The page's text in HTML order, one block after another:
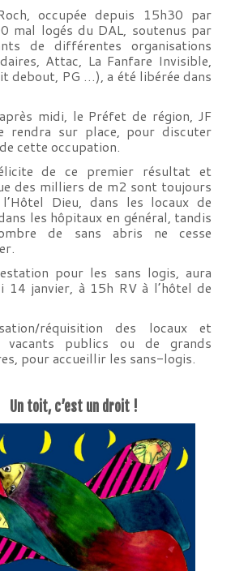
occupée depuis 15h30 par
mal logés du DAL, soutenus par
de différentes organisations
Attac, La Fanfare Invisible,
debout, PG …), a été libérée dans
midi, le Préfet de région, JF
rendra sur place, pour discuter
cette occupation.
de ce premier résultat et
des milliers de m2 sont toujours
Dieu, dans les locaux de
les hôpitaux en général, tandis
de sans abris ne cesse
pour les sans logis, aura
14 janvier, à 15h RV à l’hôtel de
réquisition des locaux et
vacants publics ou de grands
pour accueillir les sans-logis.
Un toit, c’est un droit !